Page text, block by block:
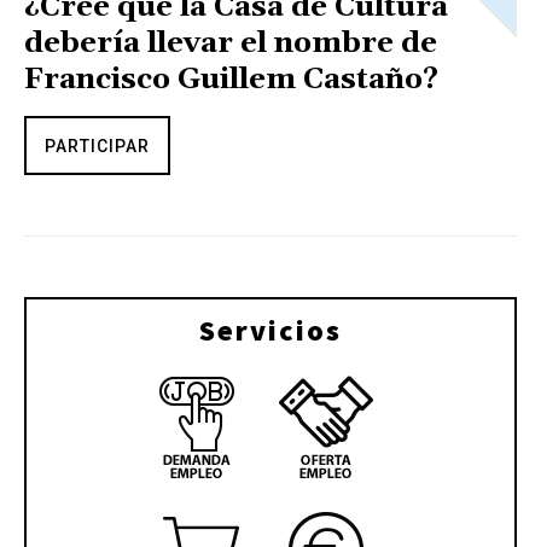
debería llevar el nombre de
Francisco Guillem Castaño?
PARTICIPAR
Servicios